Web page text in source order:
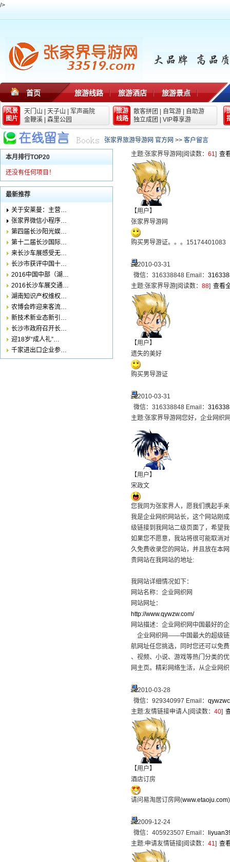
/>
首页 旅游线路 旅游酒店 旅游景点
风景
图片
天门山 天子山
军声画院
金鞭溪
森里公园
旅游
线路
散客拼团 自驾游
自助游
独立成团
VIP尊享游
张家界旅游导游网 官方网 >> 客户留言
主题:张家界导游网 [阅读数： 61] 查
【用户】
张家界导游网
购买男导游证。。。15174401083
2010-03-31
微信：316338848 Email：
主题:张家界导游[阅读数： 88] 查看
【用户】
遗失的美好
购买男导游证
2010-03-31
微信：316338848 Email：
主题:张家界导游网您好，企业网织
【用户】
宋政文
您我同为张家界人，愿我们携起手
我是企业网织网站长，这个网站刚
级链接到我网站二级页面了，希望
如果您不愿意，我站将很可能取消
久免费收录您的网站，并且放在本
贵网站在我网站的地址:
我网站详细情况如下：
网站名称：企业网织网
网站网址：
http://www.qywzw.com/
网站描述：企业网织网中国最好的
企业网织网——中国最大的超级链
航网址任您挑选，同时您还可以免
、视频、小说、游戏等热门分类的
网主页。精彩网络生活，从企业网
2010-03-28
微信：929340997 Email：
主题:友情链接申请人[阅读数： 40]
【用户】
酒店订房
请问易淘居订房网(www.etaoju.com
2009-12-24
微信：405923507 Email：
主题:申请友情链接[阅读数： 41] 查
本月排行TOP20
还没有任何项目！
最新推荐
关于安莱曼：主营…
张家界微信小程序…
第四届长沙阳光娱…
第十二届长沙国际…
来长沙车展感受无…
长沙市获评中国十…
2016中国中部（湖…
2016长沙车展交通…
湖南知识产权维权…
农博会昨迎来客流…
新技术新业态新引…
长沙市政府召开长…
迎18岁“成人礼”…
千家进出口企业参…